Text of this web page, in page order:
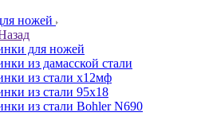
ножей
для ножей
из дамасской стали
из стали х12мф
из стали 95х18
из стали Bohler N690